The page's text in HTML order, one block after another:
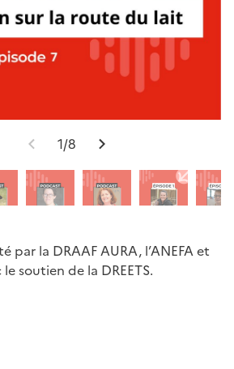
1/8
par la DRAAF AURA, l’ANEFA et
soutien de la DREETS.